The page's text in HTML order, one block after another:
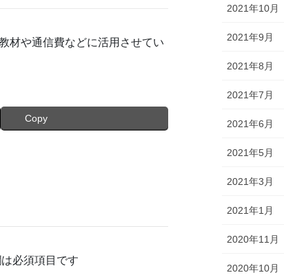
材や通信費などに活用させてい
Copy
必須項目です
2021年10月
2021年9月
2021年8月
2021年7月
2021年6月
2021年5月
2021年3月
2021年1月
2020年11月
2020年10月